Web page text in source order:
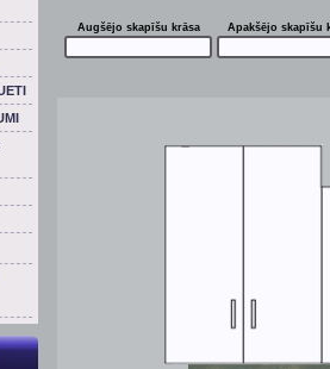
Augšējo skapīšu krāsa Apakšējo skapīšu